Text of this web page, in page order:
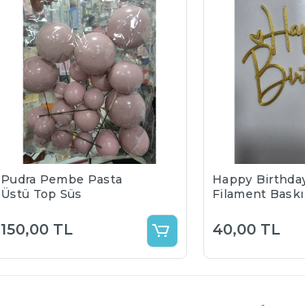
Pudra Pembe Pasta
Üstü Top Süs
150,00 TL
Happy
Filament
Seçenekli
40,00 TL